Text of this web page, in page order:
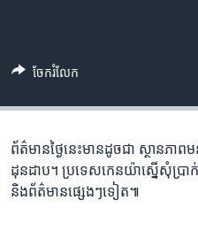
ទៅ​
ទំព័រ​
រក
ចែករំលែក
ព័ត៌មាន​ថ្ងៃនេះ​មានដូចជា ស្ថានភា
ដុនដាប។ ប្រទេស​កេនយ៉ា​ស្នើសុំ​ប្រា
និង​ព័ត៌មាន​ផ្សេងៗទៀត៕